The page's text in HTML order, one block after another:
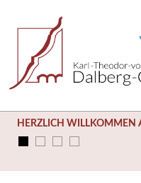
HERZLICH